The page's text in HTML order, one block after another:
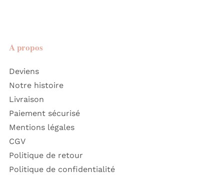
A propos
Deviens
Notre histoire
Livraison
Paiement sécurisé
Mentions légales
CGV
Politique de retour
Politique de confidentialité